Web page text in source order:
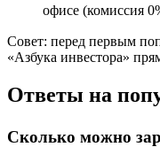
офисе (комиссия
Совет: перед первым
«Азбука инвестора»
Ответы на
Сколько можно